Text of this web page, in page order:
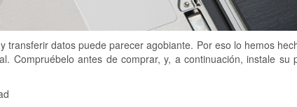
transferir datos puede parecer agobiante. Por eso lo hemos
Compruébelo antes de comprar, y, a continuación, instale su